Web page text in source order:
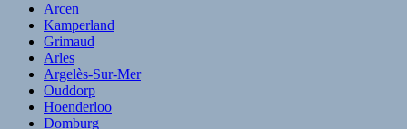
Arcen
Kamperland
Grimaud
Arles
Argelès-Sur-Mer
Ouddorp
Hoenderloo
Domburg